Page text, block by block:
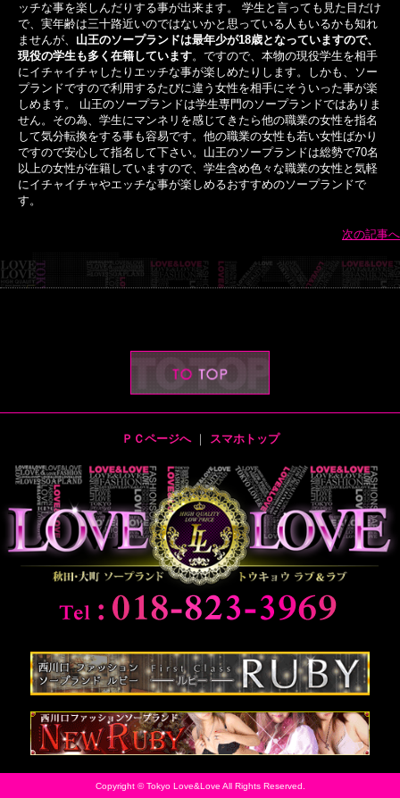
ッチな事を楽しんだりする事が出来ます。 学生と言っても見た目だけ
で、実年齢は三十路近いのではないかと思っている人もいるかも知れ
ませんが、 山王のソープランドは最年少が18歳となっていますので、
現役の学生も多く在籍しています。ですので、本物の現役学生を相手
にイチャイチャしたりエッチな事が楽しめたりします。しかも、ソー
プランドですので利用するたびに違う女性を相手にそういった事が楽
しめます。 山王のソープランドは学生専門のソープランドではありま
せん。その為、学生にマンネリを感じてきたら他の職業の女性を指名
して気分転換をする事も容易です。他の職業の女性も若い女性ばかり
ですので安心して指名して下さい。山王のソープランドは総勢で70名
以上の女性が在籍していますので、学生含め色々な職業の女性と気軽
にイチャイチャやエッチな事が楽しめるおすすめのソープランドで
す。
次の記事へ
ＰＣページへ｜ スマホトップ
Copyright © Tokyo Love&Love All Rights Reserved.